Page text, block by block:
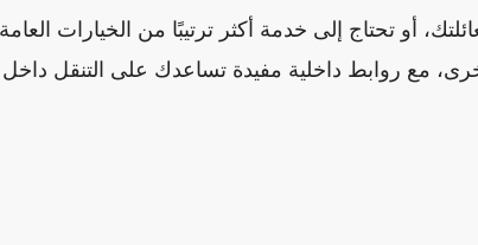
أو تحتاج إلى خدمة أكثر ترتيبًا من الخيارات
مع روابط داخلية مفيدة تساعدك على التنقل